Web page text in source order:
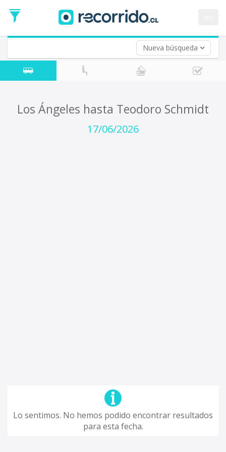
Nueva búsqueda
de
Ida
Vuelta (opcional)
Fecha
de
Los Ángeles hasta Teodoro Schmidt
17/06/2026
Lo sentimos. No hemos podido encontrar resultados
para esta fecha.